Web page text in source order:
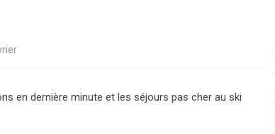
en dernière minute et les séjours pas cher au ski